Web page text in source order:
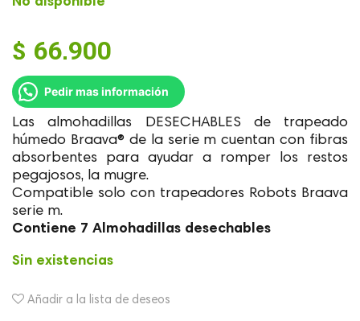
$ 66,900
Pedir mas información
Las almohadillas DESECHABLES de trapeado
húmedo Braava® de la serie m cuentan con fibras
absorbentes para ayudar a romper los restos
pegajosos, la mugre.
Compatible solo con trapeadores Robots Braava
serie m.
Contiene 7 Almohadillas desechables
Sin existencias
Añadir a la lista de deseos